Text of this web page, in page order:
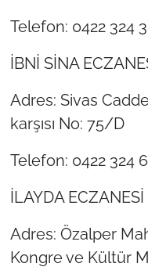
Telefon: 0422 324
İBNİ SİNA
Adres: Sivas
karşısı No: 75/D
Telefon: 0422 324
İLAYDA ECZANESİ
Adres: Özalper
Kongre ve Kültür